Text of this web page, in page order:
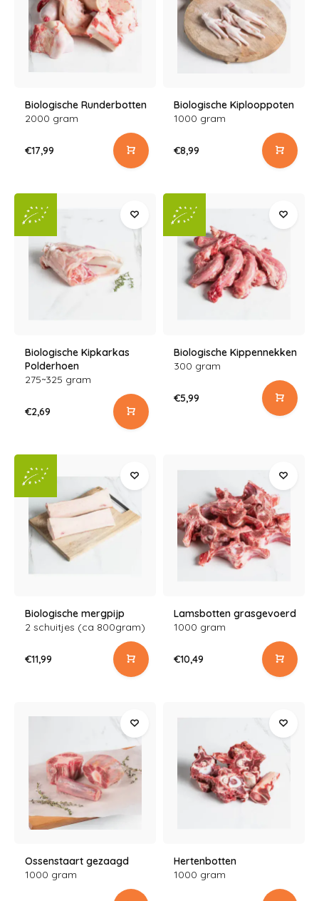
Biologische Runderbotten
2000 gram
€17,99
Biologische Kiplooppoten
1000 gram
€8,99
Biologische Kipkarkas
Polderhoen
275~325 gram
€2,69
Biologische Kippennekken
300 gram
€5,99
Biologische mergpijp
2 schuitjes (ca 800gram)
€11,99
Lamsbotten grasgevoerd
1000 gram
€10,49
Ossenstaart gezaagd
1000 gram
Hertenbotten
1000 gram